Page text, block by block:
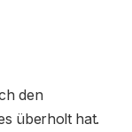
den
überholt hat.